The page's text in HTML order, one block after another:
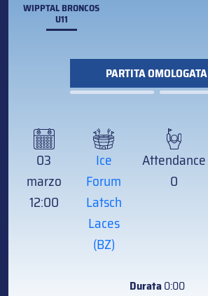
WIPPTAL BRONCOS
U11
PARTITA OMOLOGATA
03
marzo
12:00
Ice
Forum
Latsch
Laces
(BZ)
Attendance
0
Durata0:00